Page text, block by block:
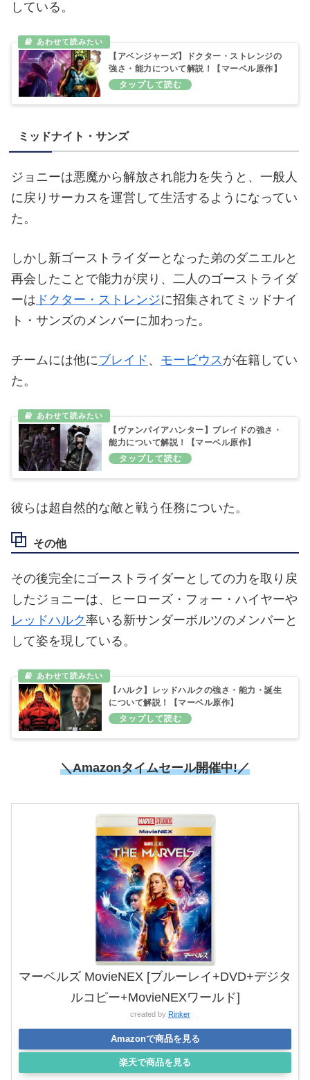
している。
【アベンジャーズ】ドクター・ストレンジの
強さ・能力について解説！【マーベル原作】
ミッドナイト・サンズ
ジョニーは悪魔から解放され能力を失うと、一般人
に戻りサーカスを運営して生活するようになってい
た。
しかし新ゴーストライダーとなった弟のダニエルと
再会したことで能力が戻り、二人のゴーストライダ
ーは ドクター・ストレンジに招集されてミッドナイ
ト・サンズのメンバーに加わった。
チームには他にブレイド 、 モービウスが在籍してい
た。
【ヴァンパイアハンター】ブレイドの強さ・
能力について解説！【マーベル原作】
彼らは超自然的な敵と戦う任務についた。
その他
その後完全にゴーストライダーとしての力を取り戻
したジョニーは、ヒーローズ・フォー・ハイヤーや
レッドハルク率いる新サンダーボルツのメンバーと
して姿を現している。
【ハルク】レッドハルクの強さ・能力・誕生
について解説！【マーベル原作】
＼Amazonタイムセール開催中!／
マーベルズ MovieNEX [ブルーレイ+DVD+デジタ
ルコピー+MovieNEXワールド]
created by Rinker
Amazonで商品を見る
楽天で商品を見る